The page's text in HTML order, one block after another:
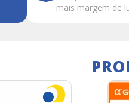
mais margem de